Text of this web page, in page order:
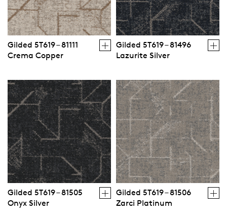
Gilded 5T619 – 81111
Crema Copper
Gilded 5T619 – 81496
Lazurite Silver
Gilded 5T619 – 81505
Onyx Silver
Gilded 5T619 – 81506
Zarci Platinum